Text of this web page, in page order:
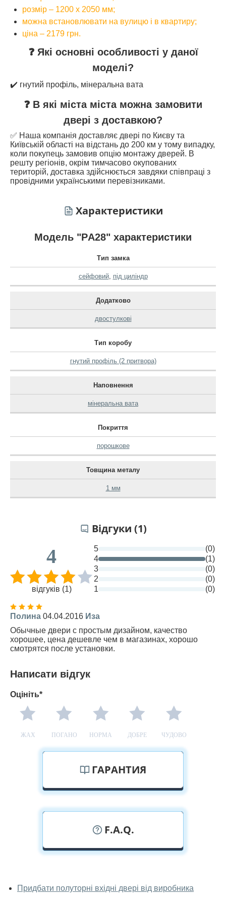
розмір – 1200 х 2050 мм;
можна встановлювати на вулицю і в квартиру;
ціна – 2179 грн.
❓ Які основні особливості у даної
моделі?
✔️ гнутий профіль, мінеральна вата
❓ В які міста міста можна замовити
двері з доставкою?
✅ Наша компанія доставляє двері по Києву та
Київській області на відстань до 200 км у тому випадку,
коли покупець замовив опцію монтажу дверей. В
решту регіонів, окрім тимчасово окупованих
територій, доставка здійснюється завдяки співпраці з
провідними українськими перевізниками.
Характеристики
Модель "PА28" характеристики
Тип замка
сейфовий, під циліндр
Додатково
двостулкові
Тип коробу
гнутий профіль (2 притвора)
Наповнення
мінеральна вата
Покриття
порошкове
Товщина металу
1 мм
Відгуки (1)
4
відгуків (1)
5
(0)
4
(1)
3
(0)
2
(0)
1
(0)
Полина 04.04.2016 Иза
Обычные двери с простым дизайном, качество
хорошее, цена дешевле чем в магазинах, хорошо
смотрятся после установки.
Написати відгук
Оцініть*
ЖАХ ПОГАНО НОРМА ДОБРЕ ЧУДОВО
ГАРАНТИЯ
F.A.Q.
двері наживо?
Придбати полуторні вхідні двері від виробника